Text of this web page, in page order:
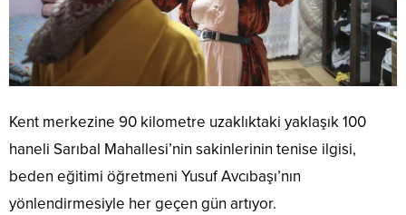
Kent merkezine 90 kilometre uzaklıktaki yaklaşık 100
haneli Sarıbal Mahallesi’nin sakinlerinin tenise ilgisi,
beden eğitimi öğretmeni Yusuf Avcıbaşı’nın
yönlendirmesiyle her geçen gün artıyor.